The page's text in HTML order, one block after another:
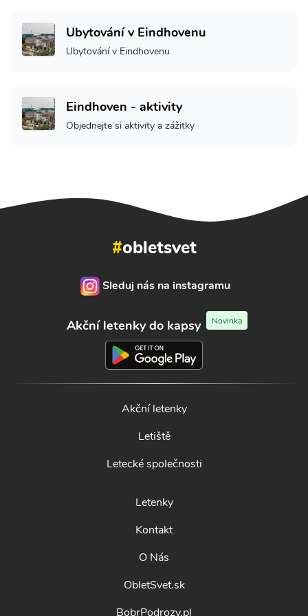
Ubytování v Eindhovenu
Ubytování v Eindhovenu
Eindhoven - aktivity
Objednejte si aktivity a zážitky
#obletsvet
Sleduj nás na instagramu
Akční letenky do kapsy Novinka
Akční letenky
Letiště
Letecké společnosti
Letenky
Kontakt
O Nás
ObletSvet.sk
BobrPodrozy.pl